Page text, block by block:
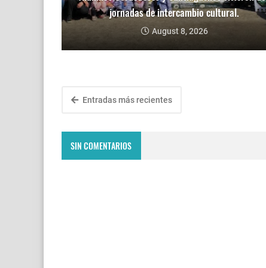
jornadas de intercambio cultural.
August 8, 2026
Entradas más recientes
SIN COMENTARIOS